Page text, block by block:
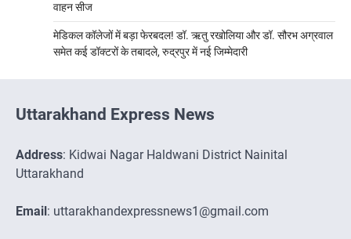
वाहन सीज
मेडिकल कॉलेजों में बड़ा फेरबदल! डॉ. ऋतु रखोलिया और डॉ. सौरभ अग्रवाल
समेत कई डॉक्टरों के तबादले, रुद्रपुर में नई जिम्मेदारी
Uttarakhand Express News
Address: Kidwai Nagar Haldwani District Nainital
Uttarakhand
Email: uttarakhandexpressnews1@gmail.com